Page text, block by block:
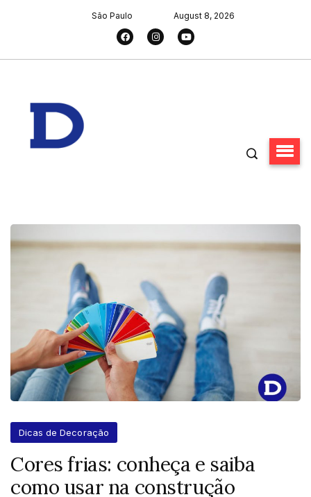
São Paulo August 8, 2026
Dicas de Decoração
Cores frias: conheça e saiba
como usar na construção